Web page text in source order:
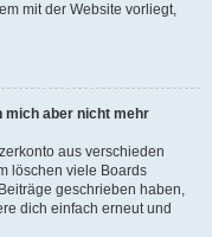
mit der Website vorliegt,
mich aber nicht mehr
aus verschieden
löschen viele Boards
geschrieben haben,
dich einfach erneut und